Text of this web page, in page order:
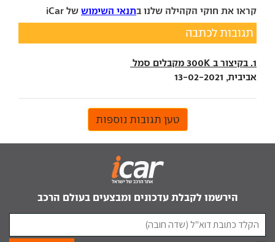
קראו את חוקי הקהילה שלנו בתנאי השימוש של iCar
תגובות לכתבה
1. בקיצור ב 300K מקבלים סמל
אביבית, 13-02-2021
טען תגובות נוספות
הירשמו לקבלת עדכונים ומבצעים בעולם הרכב